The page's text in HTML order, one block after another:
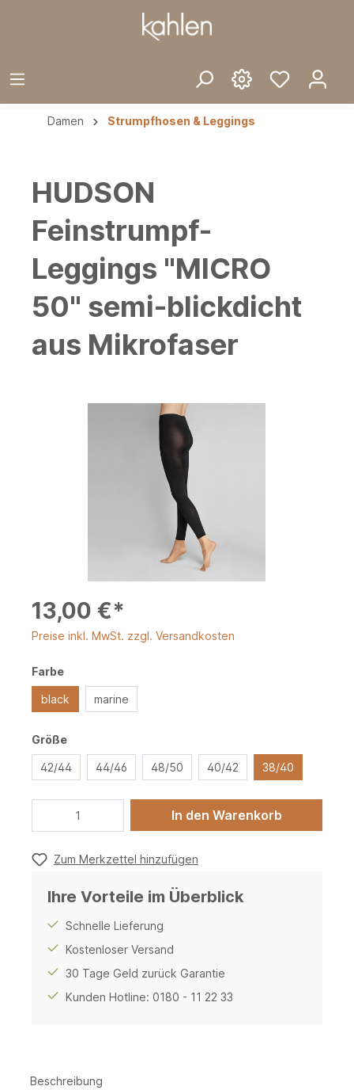
Damen Strumpfhosen & Leggings
HUDSON
Feinstrumpf-
Leggings "MICRO
50" semi-blickdicht
aus Mikrofaser
13,00 €*
Preise inkl. MwSt. zzgl. Versandkosten
Farbe
black marine
Größe
42/44 44/46 48/50 40/42 38/40
In den Warenkorb
Zum Merkzettel hinzufügen
Ihre Vorteile im Überblick
Schnelle Lieferung
Kostenloser Versand
30 Tage Geld zurück Garantie
Kunden Hotline: 0180 - 11 22 33
Beschreibung